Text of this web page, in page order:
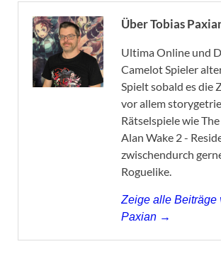
Über Tobias
Ultima Online und
Camelot Spieler
Spielt sobald es die
vor allem
Rätselspiele wie
Alan Wake 2 -
zwischendurch
Roguelike.
Zeige alle Beiträge
Paxian →